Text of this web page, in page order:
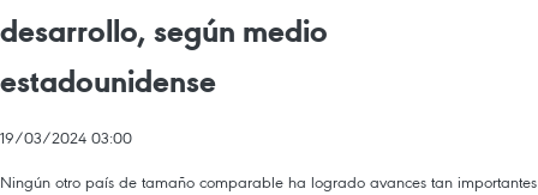
desarrollo, según medio
estadounidense
19/03/2024 03:00
Ningún otro país de tamaño comparable ha logrado avances tan importantes